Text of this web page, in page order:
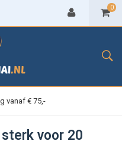
0
vanaf € 75,-
voor 20